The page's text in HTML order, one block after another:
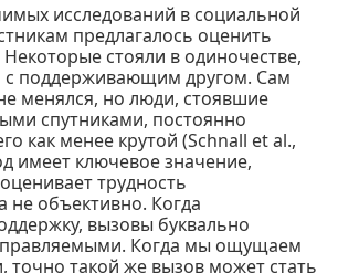
исследований в социальной
предлагалось оценить
Некоторые стояли в одиночестве,
поддерживающим другом. Сам
менялся, но люди, стоявшие
спутниками, постоянно
как менее крутой (Schnall et al.,
имеет ключевое значение,
трудность
не объективно. Когда
вызовы буквально
Когда мы ощущаем
точно такой же вызов может стать